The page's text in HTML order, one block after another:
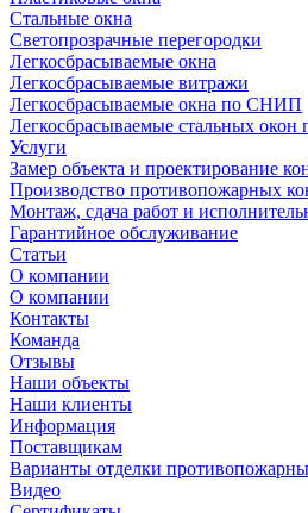
Стальные окна
Светопрозрачные перегородки
Легкосбрасываемые окна
Легкосбрасываемые витражи
Легкосбрасываемые окна по СНИП
Легкосбрасываемые стальных окон
Услуги
Замер объекта и проектирование
Производство противопожарных
Монтаж, сдача работ и
Гарантийное обслуживание
Статьи
О компании
О компании
Контакты
Команда
Отзывы
Наши объекты
Наши клиенты
Информация
Поставщикам
Варианты отделки
Видео